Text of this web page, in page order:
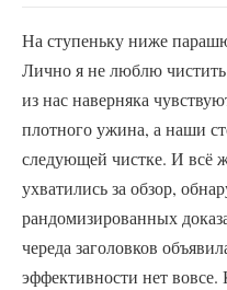
На ступеньку ниже
Лично я не люблю
из нас наверняка
плотного ужина, а наши
следующей чистке. И всё
ухватились за обзор,
рандомизированных
череда заголовков
эффективности нет вовсе.